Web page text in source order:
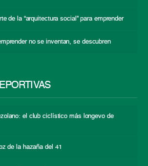
de la “arquitectura social” para emprender
no se inventan, se descubren
el club ciclístico más longevo de
de la hazaña del 41